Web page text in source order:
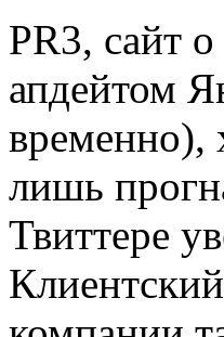
PR3, сайт
апдейтом
временно),
лишь
Твиттере